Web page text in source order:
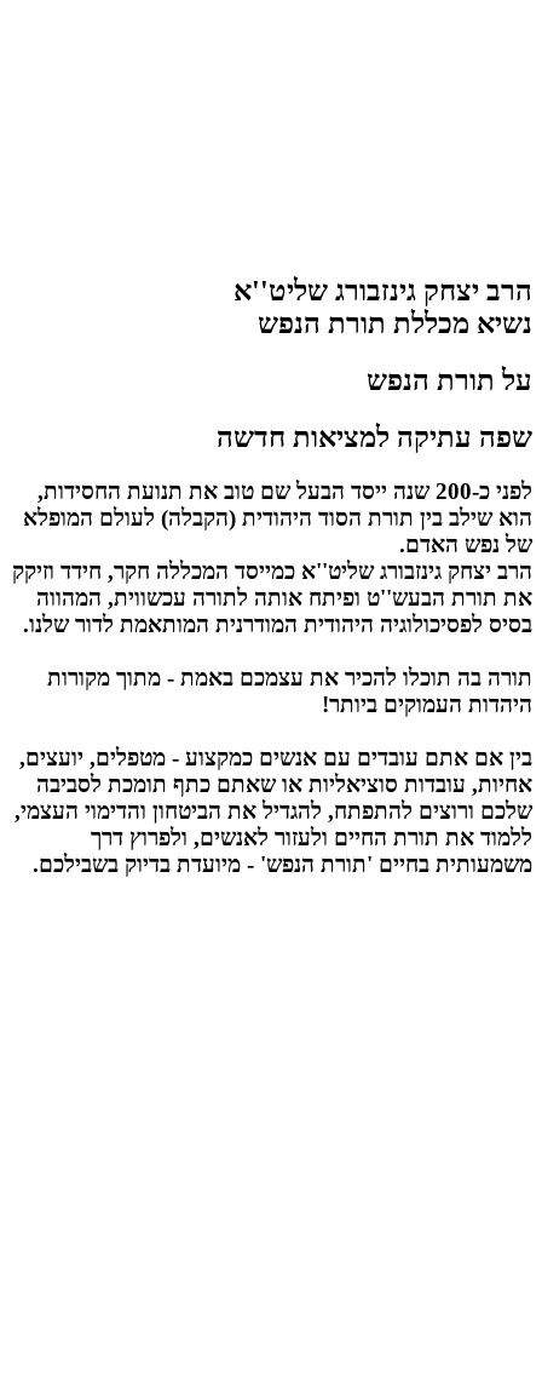
הרב יצחק גינזבורג שליט''א
נשיא מכללת תורת הנפש
על תורת הנפש
שפה עתיקה למציאות חדשה
לפני כ-200 שנה ייסד הבעל שם טוב את תנועת החסידות,
הוא שילב בין תורת הסוד היהודית (הקבלה) לעולם המופלא
של נפש האדם.
הרב יצחק גינזבורג שליט''א כמייסד המכללה חקר, חידד וזיקק
את תורת הבעש''ט ופיתח אותה לתורה עכשווית, המהווה
בסיס לפסיכולוגיה היהודית המודרנית המותאמת לדור שלנו.
תורה בה תוכלו להכיר את עצמכם באמת - מתוך מקורות
היהדות העמוקים ביותר!
בין אם אתם עובדים עם אנשים כמקצוע - מטפלים, יועצים,
אחיות, עובדות סוציאליות או שאתם כתף תומכת לסביבה
שלכם ורוצים להתפתח, להגדיל את הביטחון והדימוי העצמי,
ללמוד את תורת החיים ולעזור לאנשים, ולפרוץ דרך
משמעותית בחיים 'תורת הנפש' - מיועדת בדיוק בשבילכם.